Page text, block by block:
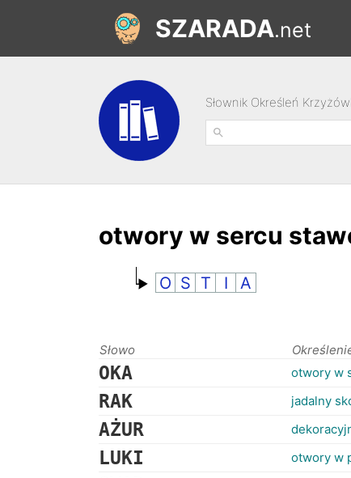
SZARADA.net
Słownik Określeń
otwory w sercu
O S T I A
Słowo
OKA otwory w
RAK jadalny
AŻUR
LUKI otwory w